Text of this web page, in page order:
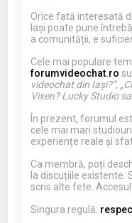
Orice fată interesată
Iași poate pune
a comunității, e
Cele mai populare
forumvideochat.ro
videochat din Iași?”,
Vixen? Lucky Studio
În prezent, forumul
cele mai mari
experiențe reale și
Ca membră, poți
la discuțiile existente.
scris alte fete.
Singura regulă: